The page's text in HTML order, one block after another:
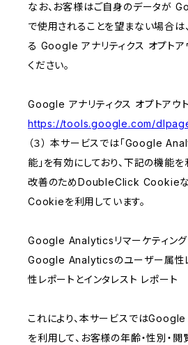
なお、お客様はご自身のデータが
で使用されることを望まない場合
る Google アナリティクス オプトア
ください。
Google アナリティクス オプトアウト
https://tools.google.com/
（３） 本サービスでは「Google
能」を有効にしており、下記の機能を
改善のためDoubleClick Cookieな
Cookieを利用しています。
Google Analyticsリマーケティング
Google Analyticsのユーザー属性
性レポートとインタレスト レポート
これにより、本サービスでは
を利用して、お客様の年齢・性別・